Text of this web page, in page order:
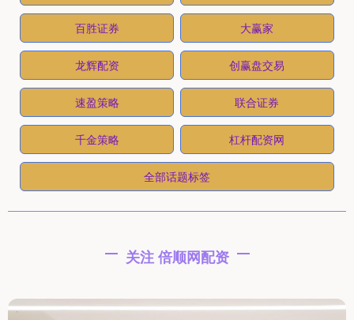
百胜证券 大赢家
龙辉配资 创赢盘交易
速盈策略 联合证券
千金策略 杠杆配资网
全部话题标签
关注 倍顺网配资